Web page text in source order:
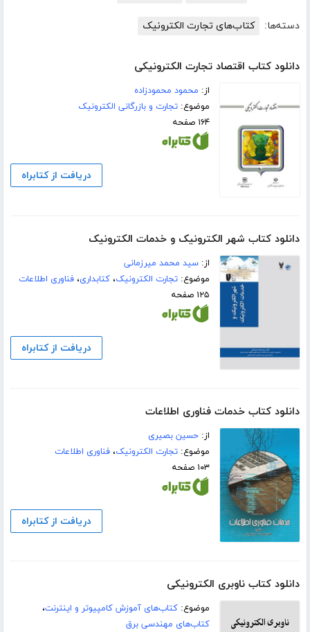
دسته‌ها: کتاب‌های تجارت الکترونیک
دانلود کتاب اقتصاد تجارت الکترونیکی
از: محمود محمودزاده
موضوع:تجارت و بازرگانی الکترونیک
۱۶۴ صفحه
دریافت از کتابراه
دانلود کتاب شهر الکترونیک و خدمات الکترونیک
از:سید محمد میرزمانی
موضوع:تجارت الکترونیک،کتابداری،فناوری اطلاعات
۱۲۵ صفحه
دریافت از کتابراه
دانلود کتاب خدمات فناوری اطلاعات
از:حسین بصیری
موضوع:تجارت الکترونیک،فناوری اطلاعات
۱۰۳ صفحه
دریافت از کتابراه
دانلود کتاب ناوبری الکترونیکی
موضوع:کتاب‌های آموزش کامپیوتر و اینترنت،
کتاب‌های مهندسی برق